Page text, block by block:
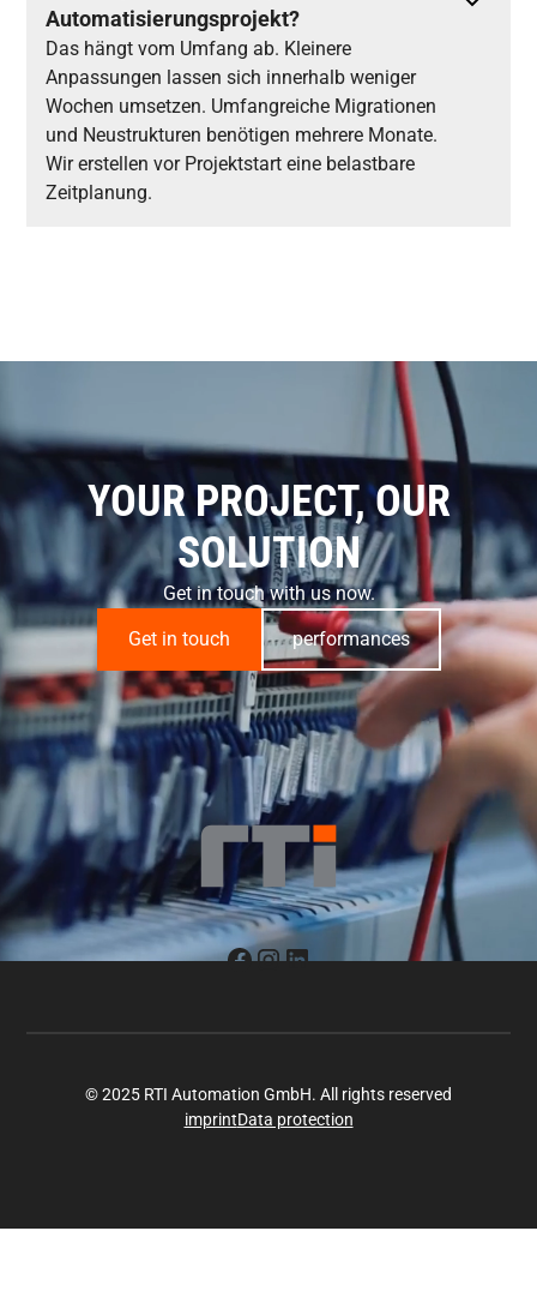
Automatisierungsprojekt?
Das hängt vom Umfang ab. Kleinere
Anpassungen lassen sich innerhalb weniger
Wochen umsetzen. Umfangreiche Migrationen
und Neustrukturen benötigen mehrere Monate.
Wir erstellen vor Projektstart eine belastbare
Zeitplanung.
YOUR PROJECT, OUR
SOLUTION
Get in touch with us now.
Get in touch
performances
© 2025 RTI Automation GmbH. All rights reserved
imprintData protection